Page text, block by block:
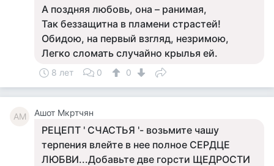
А поздняя любовь, она – ранимая,
Так беззащитна в пламени страстей!
Обидою, на первый взгляд, незримою,
Легко сломать случайно крылья ей.
8 лет 0 0
АМ Ашот Мкртчян
РЕЦЕПТ ' СЧАСТЬЯ '- возьмите чашу
терпения влейте в нее полное СЕРДЦЕ
ЛЮБВИ...Добавьте две горсти ЩЕДРОСТИ